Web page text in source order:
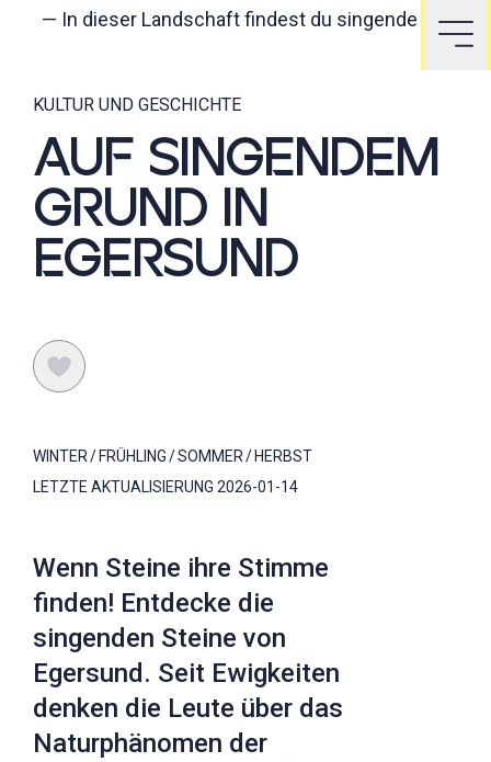
— In dieser Landschaft findest du singende Steine.
KULTUR UND GESCHICHTE
AUF SINGENDEM
GRUND IN
EGERSUND
WINTER FRÜHLING SOMMER
HERBST
LETZTE AKTUALISIERUNG 2026-01-14
Wenn Steine ihre Stimme
finden! Entdecke die
singenden Steine von
Egersund. Seit Ewigkeiten
denken die Leute über das
Naturphänomen der